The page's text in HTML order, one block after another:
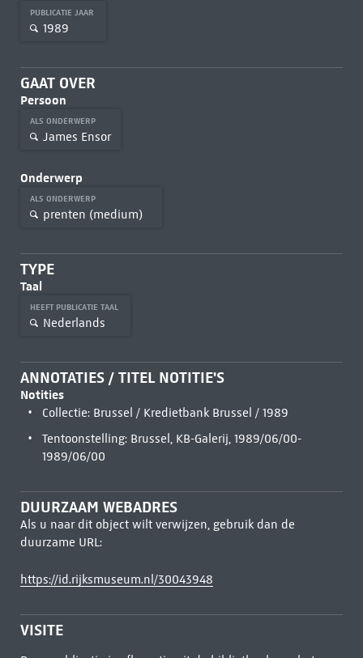
PUBLICATIE JAAR
1989
GAAT OVER
Persoon
ALS ONDERWERP
James Ensor
Onderwerp
ALS ONDERWERP
prenten (medium)
TYPE
Taal
HEEFT PUBLICATIE TAAL
Nederlands
ANNOTATIES / TITEL NOTITIE'S
Notities
Collectie: Brussel / Kredietbank Brussel / 1989
Tentoonstelling: Brussel, KB-Galerij, 1989/06/00-
1989/06/00
DUURZAAM WEBADRES
Als u naar dit object wilt verwijzen, gebruik dan de
duurzame URL:
https://id.rijksmuseum.nl/30043948
VISITE